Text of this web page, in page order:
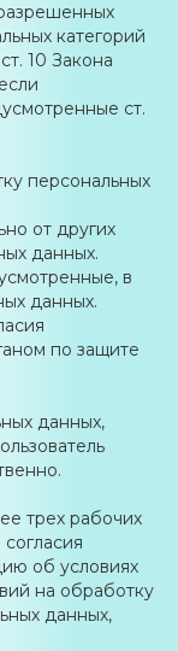
категорий
10 Закона
ст.
персональных
от других
данных.
в
данных.
по защите
данных,
трех рабочих
об условиях
на обработку
данных,